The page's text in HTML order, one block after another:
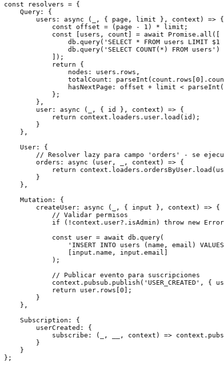
const resolvers = {
    Query: {
        users: async (_, { page, limit }, context) => {
            const offset = (page - 1) * limit;
            const [users, count] = await Promise.all([
db.query('SELECT * FROM users LIMIT $1
                db.query('SELECT COUNT(*) FROM users')
            ]);
            return {
                nodes: users.rows,
totalCount:
hasNextPage: offset + limit <
            };
        },
        user: async (_, { id }, context) => {
            return context.loaders.user.load(id);
        }
    },
    User: {
// Resolver lazy para campo 'orders' - se
        orders: async (user, _, context) => {
return
        }
    },
    Mutation: {
        createUser: async (_, { input }, context) => {
            // Validar permisos
if (!context.user?.isAdmin) throw new
            const user = await db.query(
'INSERT INTO users (name, email)
                [input.name, input.email]
            );
            // Publicar evento para suscripciones
context.pubsub.publish('USER_CREATED', {
            return user.rows[0];
        }
    },
    Subscription: {
        userCreated: {
subscribe: (_, __, context) =>
        }
    }
};